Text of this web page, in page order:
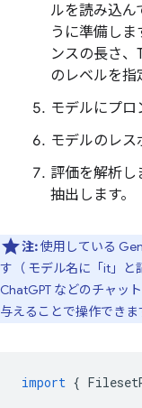
ルを読み込ん
うに準備し
ンスの長さ
のレベルを指
モデルにプ
モデルのレス
評価を解析し
抽出します。
注:使用している
す（ モデル名に「it」と
ChatGPT などのチャッ
与えることで操作できま
import {